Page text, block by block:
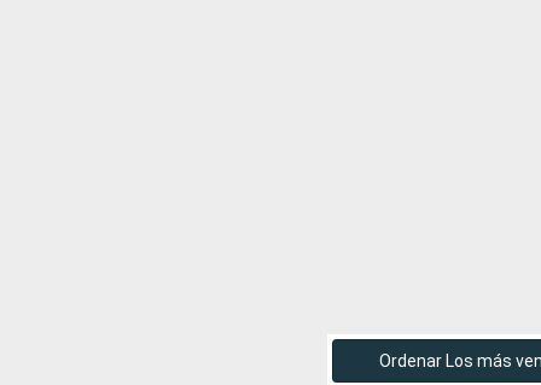
Ordenar Los más